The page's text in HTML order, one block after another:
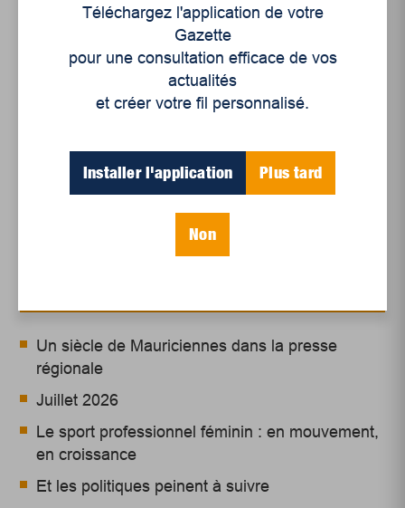
Un siècle de Mauriciennes dans la presse
régionale
Juillet 2026
Le sport professionnel féminin : en mouvement,
en croissance
Et les politiques peinent à suivre
Téléchargez l'application de votre
Gazette
pour une consultation efficace de vos
actualités
et créer votre fil personnalisé.
Installer l'application Plus tard
Non